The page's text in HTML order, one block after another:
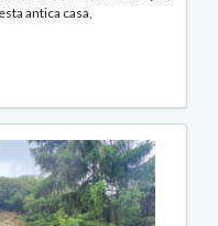
antica casa,